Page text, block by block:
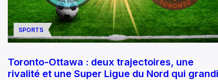
SPORTS
Toronto-Ottawa : deux trajectoires, une
rivalité et une Super Ligue du Nord qui